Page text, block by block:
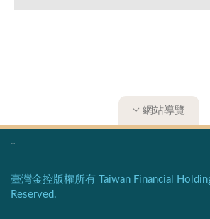
網站導覽
:::
臺灣金控版權所有 Taiwan Financial
Reserved.